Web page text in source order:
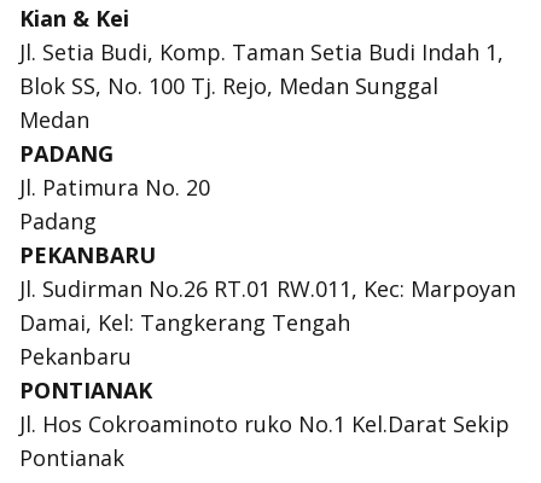
Kian & Kei
Jl. Setia Budi, Komp. Taman Setia Budi Indah 1,
Blok SS, No. 100 Tj. Rejo, Medan Sunggal
Medan
PADANG
Jl. Patimura No. 20
Padang
PEKANBARU
Jl. Sudirman No.26 RT.01 RW.011, Kec: Marpoyan
Damai, Kel: Tangkerang Tengah
Pekanbaru
PONTIANAK
Jl. Hos Cokroaminoto ruko No.1 Kel.Darat Sekip
Pontianak